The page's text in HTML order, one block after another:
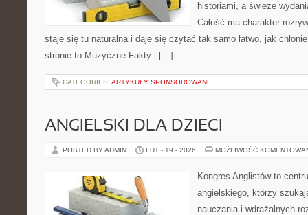
historiami, a świeże
Całość ma charakter
staje się tu naturalna i daje się czytać tak samo łatwo, jak
stronie to Muzyczne Fakty i […]
CATEGORIES: ARTYKUŁY SPONSOROWANE
ANGIELSKI DLA DZIECI
POSTED BY ADMIN LUT - 19 - 2026 MOŻLIWOŚĆ
Kongres Anglistów to
angielskiego, którzy
nauczania i wdrażalnych